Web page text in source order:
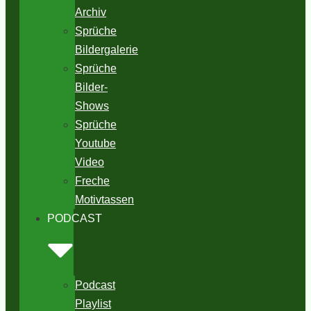
Archiv
Sprüche
Bildergalerie
Sprüche
Bilder-
Shows
Sprüche
Youtube
Video
Freche
Motivtassen
PODCAST
Podcast
Playlist